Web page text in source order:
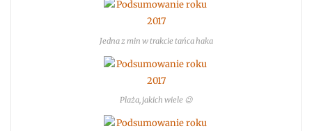
Jedna z min w trakcie tańca haka
Plaża, jakich wiele 😉